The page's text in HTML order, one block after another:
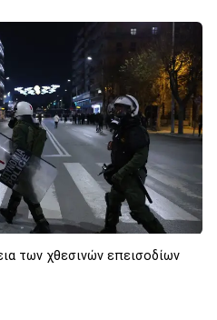
των χθεσινών επεισοδίων